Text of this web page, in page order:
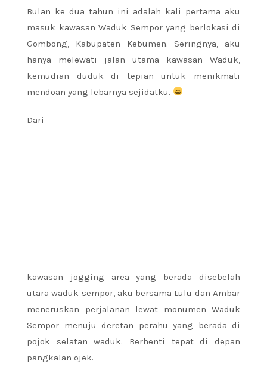
Bulan ke dua tahun ini adalah kali pertama aku
masuk kawasan Waduk Sempor yang berlokasi di
Gombong, Kabupaten Kebumen. Seringnya, aku
hanya melewati jalan utama kawasan Waduk,
kemudian duduk di tepian untuk menikmati
mendoan yang lebarnya sejidatku.
Dari
kawasan jogging area yang berada disebelah
utara waduk sempor, aku bersama Lulu dan Ambar
meneruskan perjalanan lewat monumen Waduk
Sempor menuju deretan perahu yang berada di
pojok selatan waduk. Berhenti tepat di depan
pangkalan ojek.